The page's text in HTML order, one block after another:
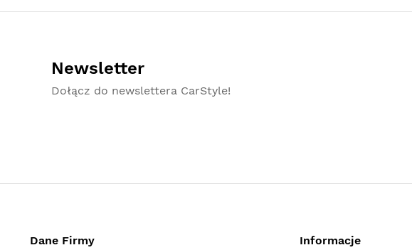
Newsletter
Dołącz do newslettera CarStyle!
Dane Firmy Informacje